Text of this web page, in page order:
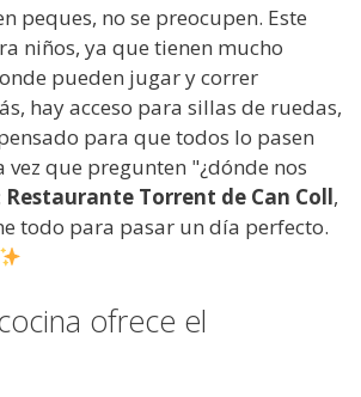
peques, no se preocupen. Este
niños, ya que tienen mucho
pueden jugar y correr
hay acceso para sillas de ruedas,
para que todos lo pasen
que pregunten "¿dónde nos
Restaurante Torrent de Can Coll,
todo para pasar un día perfecto.
ofrece el